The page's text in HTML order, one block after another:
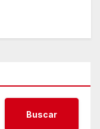
Buscar